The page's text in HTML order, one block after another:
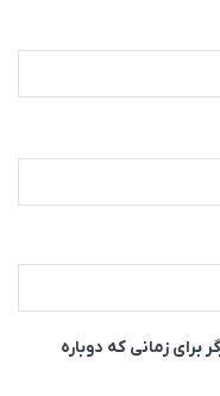
برای زمانی که دوباره